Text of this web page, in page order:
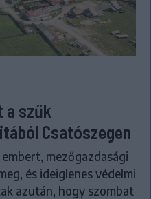
a szűk
Csatószegen
mezőgazdasági
és ideiglenes védelmi
azután, hogy szombat